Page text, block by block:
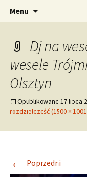
Dj Rany
Dj na wesele
okolice
Menu
Dj na
wesele
Olsztyn
Opublikowano 17 lipca
rozdzielczość (1500 ×
← Poprzedni